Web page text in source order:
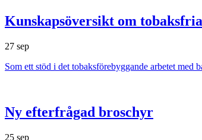
Kunskapsöversikt om
27 sep
Som ett stöd i det tobaksförebyggande arbetet
Ny efterfrågad broschyr
25 sep